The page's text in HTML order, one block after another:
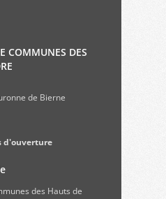
COMMUNES DES
de Bierne
d'ouverture
des Hauts de